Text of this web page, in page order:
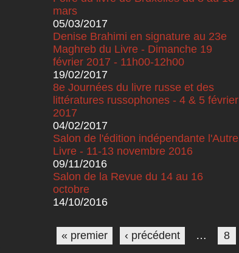
mars
05/03/2017
Denise Brahimi en signature au 23e
Maghreb du Livre - Dimanche 19
février 2017 - 11h00-12h00
19/02/2017
8e Journées du livre russe et des
littératures russophones - 4 & 5 février
2017
04/02/2017
Salon de l'édition indépendante l'Autre
Livre - 11-13 novembre 2016
09/11/2016
Salon de la Revue du 14 au 16
octobre
14/10/2016
Pages
« premier ‹ précédent … 8